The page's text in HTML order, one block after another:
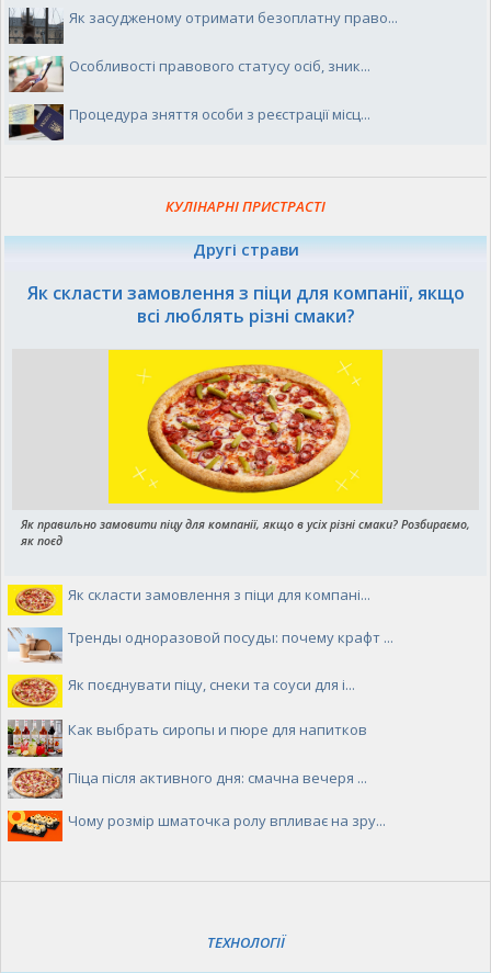
Як засудженому отримати безоплатну право...
Особливості правового статусу осіб, зник...
Процедура зняття особи з реєстрації місц...
КУЛІНАРНІ ПРИСТРАСТІ
Другі страви
Як скласти замовлення з піци для компанії, якщо
всі люблять різні смаки?
Як правильно замовити піцу для компанії, якщо в усіх різні смаки? Розбираємо,
як поєд
Як скласти замовлення з піци для компані...
Тренды одноразовой посуды: почему крафт ...
Як поєднувати піцу, снеки та соуси для і...
Как выбрать сиропы и пюре для напитков
Піца після активного дня: смачна вечеря ...
Чому розмір шматочка ролу впливає на зру...
ТЕХНОЛОГІЇ